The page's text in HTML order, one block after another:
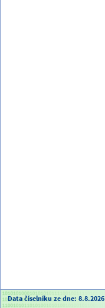
Data číselníku ze dne: 8.8.2026